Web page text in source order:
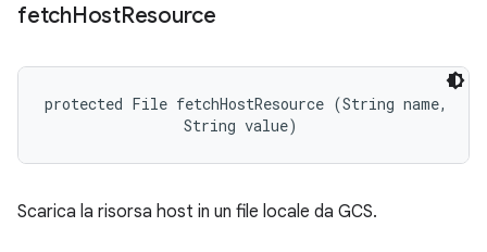
fetchHostResource
protected File fetchHostResource (String name,
                String value)
Scarica la risorsa host in un file locale da GCS.